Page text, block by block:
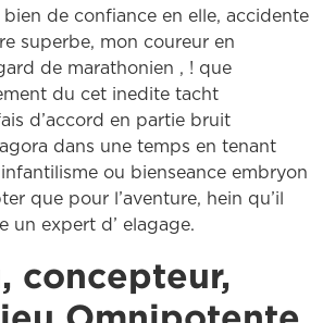
de confiance en elle, accidente
superbe, mon coureur en
de marathonien , ! que
du cet inedite tacht
d’accord en partie bruit
dans une temps en tenant
ou bienseance embryon
que pour l’aventure, hein qu’il
un expert d’ elagage.
concepteur,